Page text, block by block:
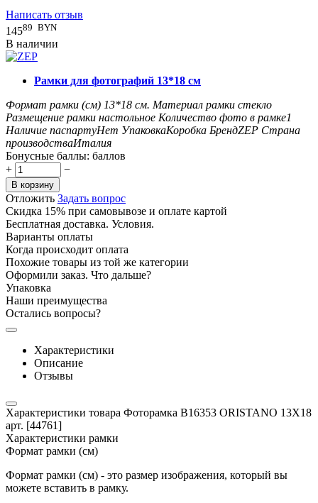
Написать отзыв
14589 BYN
В наличии
Рамки для фотографий 13*18 см
Формат рамки (см) 13*18 см. Материал рамки стекло
Размещение рамки настольное Количество фото в рамке1
Наличие паспартуНет УпаковкаКоробка БрендZEP Страна
производстваИталия
Бонусные баллы: баллов
+
−
В корзину
Отложить Задать вопрос
Скидка 15% при самовывозе и оплате картой
Бесплатная доставка. Условия.
Варианты оплаты
Когда происходит оплата
Похожие товары из той же категории
Оформили заказ. Что дальше?
Упаковка
Наши преимущества
Остались вопросы?
Характеристики
Описание
Отзывы
Характеристики товара Фоторамка B16353 ORISTANO 13X18
арт. [44761]
Характеристики рамки
Формат рамки (см)
Формат рамки (см) - это размер изображения, который вы
можете вставить в рамку.